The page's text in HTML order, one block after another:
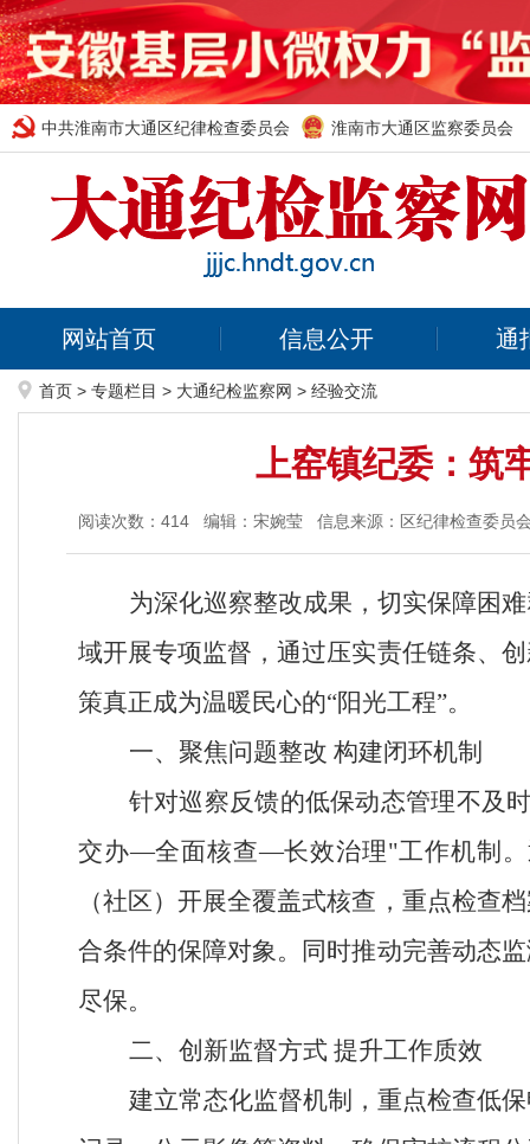
中共淮南市大通区纪律检查委员会 淮南市大通区监察委员会
网站首页 信息公开 通
首页 > 专题栏目 > 大通纪检监察网 > 经验交流
上窑镇纪委：筑
阅读次数： 414 编辑：宋婉莹 信息来源：区纪律检查委员
为深化巡察整改成果，切实保障困
域开展专项监督，通过压实责任链条、
策真正成为温暖民心的“阳光工程”。
一、聚焦问题整改 构建闭环机制
针对巡察反馈的低保动态管理不及
交办—全面核查—长效治理"工作机制。
（社区）开展全覆盖式核查，重点检查
合条件的保障对象。同时推动完善动态
尽保。
二、创新监督方式 提升工作质效
建立常态化监督机制，重点检查低